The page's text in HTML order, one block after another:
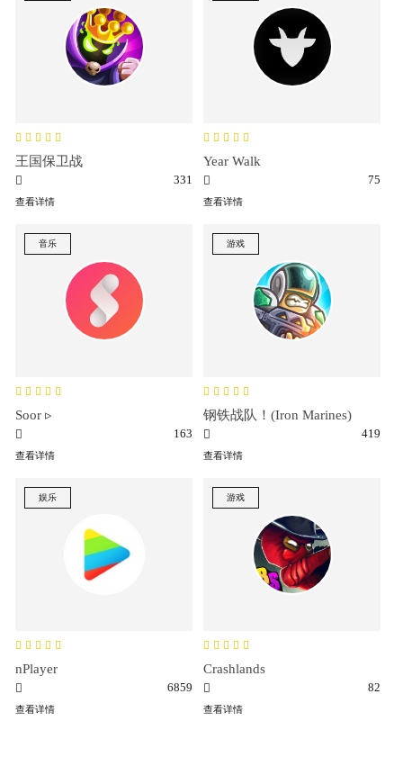
王国保卫战
331
查看详情
Year Walk
75
查看详情
音乐
Soor ▹
163
查看详情
游戏
钢铁战队！(Iron Marines)
419
查看详情
娱乐
nPlayer
6859
查看详情
游戏
Crashlands
82
查看详情